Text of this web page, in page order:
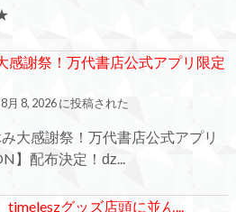
感謝祭！万代書店公式アプリ限定
8月 8, 2026 に投稿された
大感謝祭！万代書店公式アプリ
】配布決定！ǳ...
timeleszグッズ店頭に並ん...